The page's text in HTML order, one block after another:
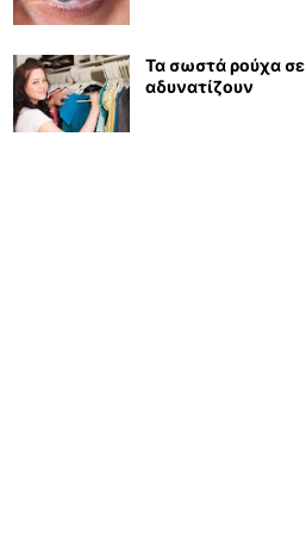
Τα σωστά ρούχα σε
αδυνατίζουν